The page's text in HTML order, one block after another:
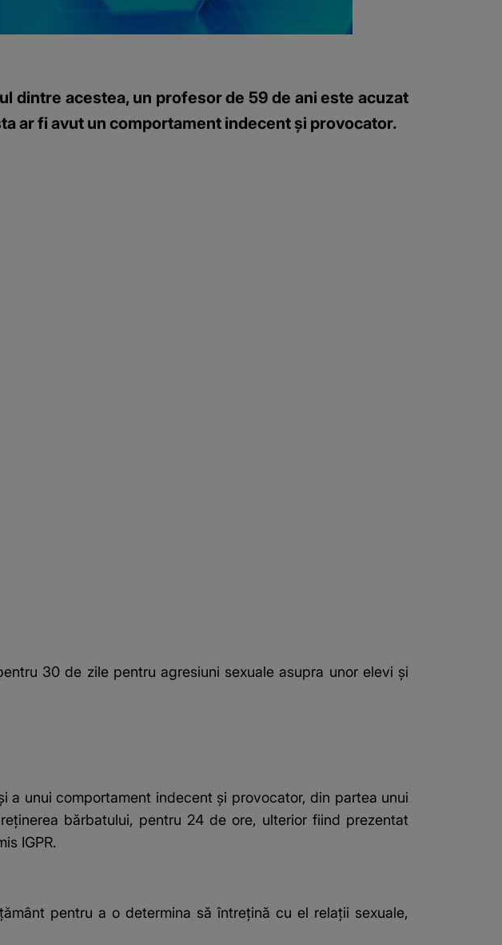
dintre acestea, un profesor de 59 de ani este acuzat
ar fi avut un comportament indecent și provocator.
30 de zilepentru agresiuni sexuale asupra unor elevi și
unui comportament indecent şi provocator, din partea unui
bărbatului, pentru 24 de ore, ulterior fiind prezentat
IGPR.
pentru a o determina să întreţină cu el relaţii sexuale,